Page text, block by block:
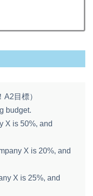
A2目標）
budget.
X is 50%, and
X is 20%, and
X is 25%, and